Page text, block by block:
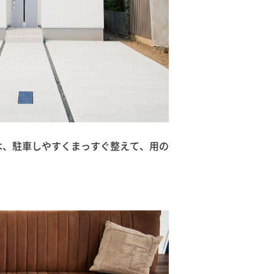
駐車しやすくまっすぐ整えて、用の